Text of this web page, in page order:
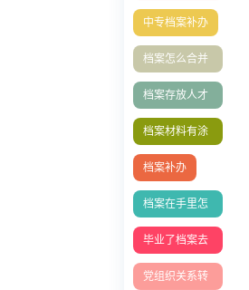
接
中专档案补办
档案怎么合并
存档？
档案存放人才
中心
档案材料有涂
改
档案补办
档案在手里怎
么存档人才中
心？
毕业了档案去
哪找
党组织关系转